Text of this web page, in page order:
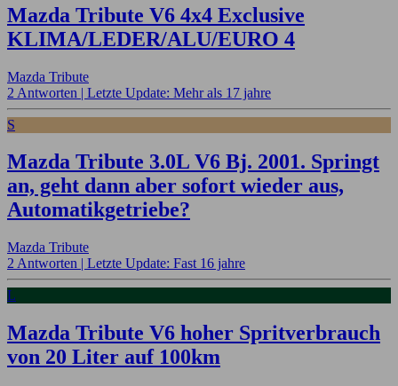
Mazda Tribute V6 4x4 Exclusive
KLIMA/LEDER/ALU/EURO 4
Mazda Tribute
2 Antworten | Letzte Update: Mehr als 17 jahre
S
Mazda Tribute 3.0L V6 Bj. 2001. Springt
an, geht dann aber sofort wieder aus,
Automatikgetriebe?
Mazda Tribute
2 Antworten | Letzte Update: Fast 16 jahre
L
Mazda Tribute V6 hoher Spritverbrauch
von 20 Liter auf 100km